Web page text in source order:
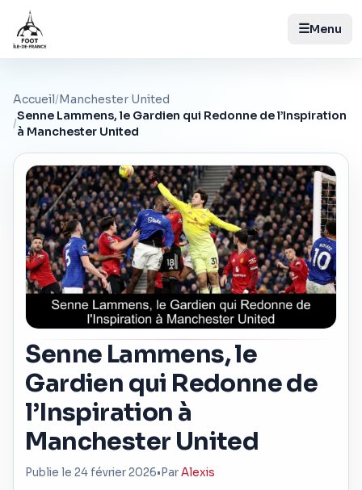
☰Menu
Accueil/Manchester United
/
Senne Lammens, le Gardien qui Redonne de l’Inspiration
à Manchester United
Senne Lammens, le
Gardien qui Redonne de
l’Inspiration à
Manchester United
Publie le 24 février 2026• ParAlexis